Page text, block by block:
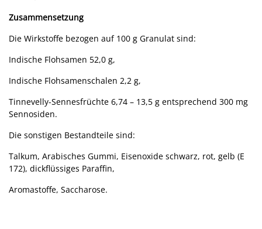
Zusammensetzung
Die Wirkstoffe bezogen auf 100 g Granulat sind:
Indische Flohsamen 52,0 g,
Indische Flohsamenschalen 2,2 g,
Tinnevelly-Sennesfrüchte 6,74 – 13,5 g entsprechend 300 mg
Sennosiden.
Die sonstigen Bestandteile sind:
Talkum, Arabisches Gummi, Eisenoxide schwarz, rot, gelb (E
172), dickflüssiges Paraffin,
Aromastoffe, Saccharose.